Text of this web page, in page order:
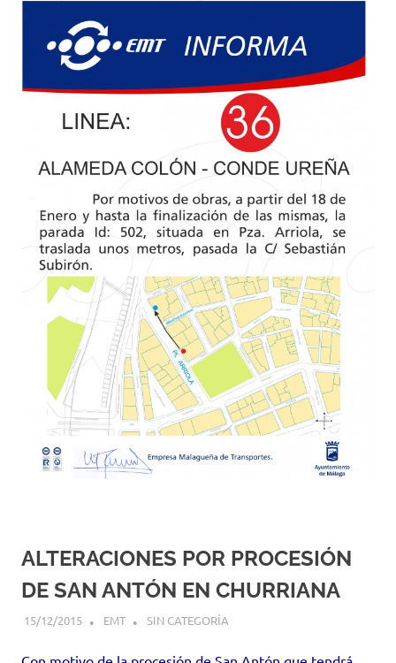
ALTERACIONES POR PROCESIÓN
DE SAN ANTÓN EN CHURRIANA
15/12/2015 EMT SIN CATEGORÍA